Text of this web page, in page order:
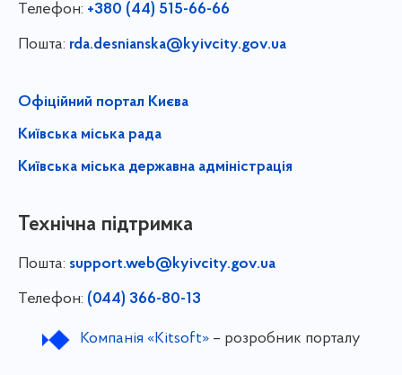
Телефон: +380 (44) 515-66-66
Пошта: rda.desnianska@kyivcity.gov.ua
Офіційний портал Києва
Київська міська рада
Київська міська державна адміністрація
Технічна підтримка
Пошта: support.web@kyivcity.gov.ua
Телефон: (044) 366-80-13
Компанія «Kitsoft»– розробник порталу